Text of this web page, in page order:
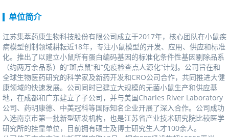
单位简介
江苏集萃药康生物科技股份有限公司成立于2017年，核心团队在小鼠疾
病模型创制领域耕耘近18年，专注小鼠模型的开发、应用、供应和标准
化。推出了以建立小鼠所有蛋白编码基因的标准化条件性基因剔除品系
（约两万余品系）的“斑点鼠”和“免疫检查点人源化”计划。公司旨在和
全球生物医药研究的科学家及新药开发和CRO公司合作，共同推进大健
康领域的快速发展。公司同时已建立大规模的无菌小鼠生产和供应基
地，在成都和广东建立了子公司，并与美国CharlesRiverLaboratory
公司、药明康德、中美冠科等国际知名企业开展了深入合作。公司成功
入选南京市第一批新型研发机构，也是江苏省产业技术研究院比较医学
研究所的挂靠单位，目前拥有硕士及博士研究生人才100余人。